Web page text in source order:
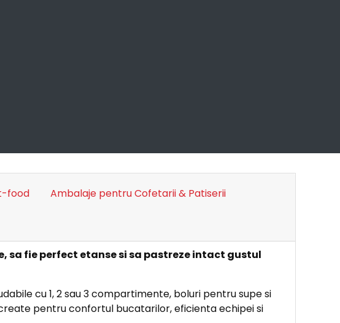
food
Ambalaje pentru Cofetarii & Patiserii
fie perfect etanse si sa pastreze intact gustul
cu 1, 2 sau 3 compartimente, boluri pentru supe si
pentru confortul bucatarilor, eficienta echipei si